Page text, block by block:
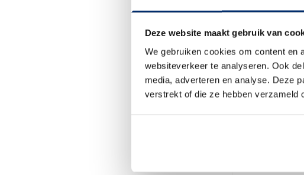
Deze website maakt gebruik van
We gebruiken cookies om content en
websiteverkeer te analyseren. Ook
media, adverteren en analyse. Deze
verstrekt of die ze hebben verzameld
Villeroy &